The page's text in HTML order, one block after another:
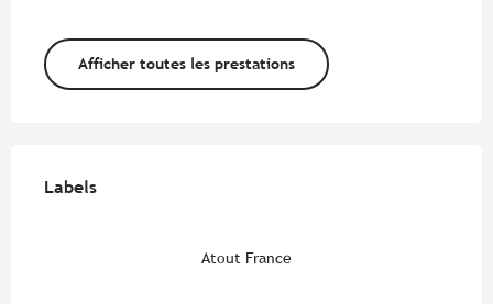
Afficher toutes les prestations
Labels
Labels
Atout France